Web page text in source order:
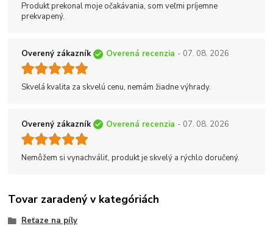
Produkt prekonal moje očakávania, som veľmi príjemne
prekvapený.
Overený zákazník Overená recenzia - 07. 08. 2026
Skvelá kvalita za skvelú cenu, nemám žiadne výhrady.
Overený zákazník Overená recenzia - 07. 08. 2026
Nemôžem si vynachváliť, produkt je skvelý a rýchlo doručený.
Tovar zaradený v kategóriách
Reťaze na píly